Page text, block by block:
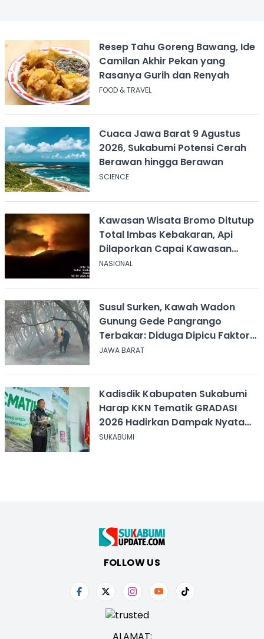
Resep Tahu Goreng Bawang, Ide
Camilan Akhir Pekan yang
Rasanya Gurih dan Renyah
FOOD & TRAVEL
Cuaca Jawa Barat 9 Agustus
2026, Sukabumi Potensi Cerah
Berawan hingga Berawan
SCIENCE
Kawasan Wisata Bromo Ditutup
Total Imbas Kebakaran, Api
Dilaporkan Capai Kawasan
Sabana
NASIONAL
Susul Surken, Kawah Wadon
Gunung Gede Pangrango
Terbakar: Diduga Dipicu Faktor
Alam
JAWA BARAT
Kadisdik Kabupaten Sukabumi
Harap KKN Tematik GRADASI
2026 Hadirkan Dampak Nyata
bagi Masyarakat
SUKABUMI
FOLLOW US
ALAMAT: